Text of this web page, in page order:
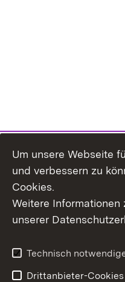
Erklärung zur
Um unsere Webseite
und verbessern zu
Cookies.
Weitere Informationen
unserer
Technisch
Drittanbieter-Cookies